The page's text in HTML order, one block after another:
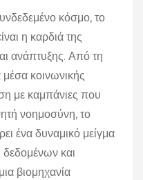
κόσμο, το
η καρδιά της
ανάπτυξης. Από τη
κοινωνικής
με καμπάνιες που
νοημοσύνη, το
ένα δυναμικό μείγμα
δεδομένων και
βιομηχανία